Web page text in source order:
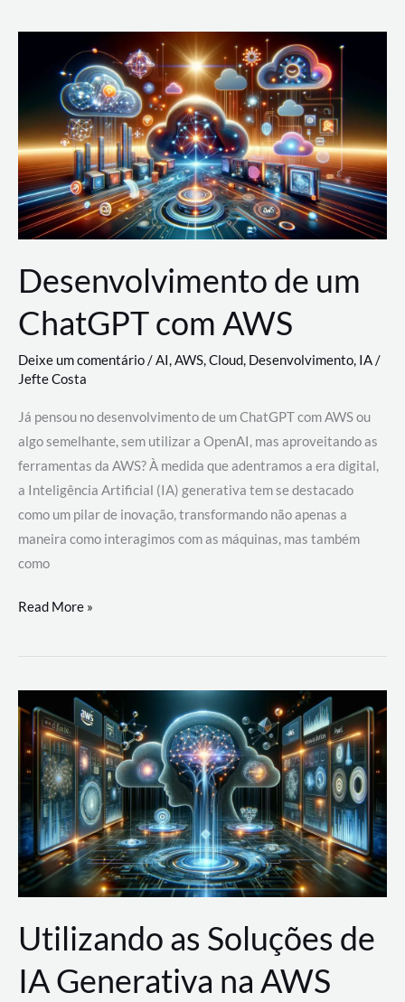
Nuvem:
Google
Cloud,
AWS
e
Azure
Desenvolvimento de um
ChatGPT com AWS
Deixe um comentário/AI,AWS,Cloud, Desenvolvimento, IA/
Jefte Costa
Já pensou no desenvolvimento de um ChatGPT com AWS ou
algo semelhante, sem utilizar a OpenAI, mas aproveitando as
ferramentas da AWS? À medida que adentramos a era digital,
a Inteligência Artificial (IA) generativa tem se destacado
como um pilar de inovação, transformando não apenas a
maneira como interagimos com as máquinas, mas também
como
Desenvolvimento
um
com
AWS
Read More »
Utilizando as Soluções de
IA Generativa na AWS